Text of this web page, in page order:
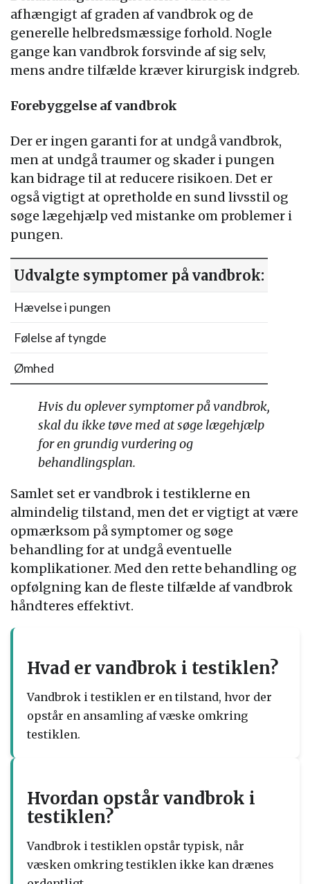
afhængigt af graden af vandbrok og de
generelle helbredsmæssige forhold. Nogle
gange kan vandbrok forsvinde af sig selv,
mens andre tilfælde kræver kirurgisk indgreb.
Forebyggelse af vandbrok
Der er ingen garanti for at undgå vandbrok,
men at undgå traumer og skader i pungen
kan bidrage til at reducere risikoen. Det er
også vigtigt at opretholde en sund livsstil og
søge lægehjælp ved mistanke om problemer i
pungen.
Udvalgte symptomer på vandbrok:
Hævelse i pungen
Følelse af tyngde
Ømhed
Hvis du oplever symptomer på vandbrok,
skal du ikke tøve med at søge lægehjælp
for en grundig vurdering og
behandlingsplan.
Samlet set er vandbrok i testiklerne en
almindelig tilstand, men det er vigtigt at være
opmærksom på symptomer og søge
behandling for at undgå eventuelle
komplikationer. Med den rette behandling og
opfølgning kan de fleste tilfælde af vandbrok
håndteres effektivt.
Hvad er vandbrok i testiklen?
Vandbrok i testiklen er en tilstand, hvor der
opstår en ansamling af væske omkring
testiklen.
Hvordan opstår vandbrok i
testiklen?
Vandbrok i testiklen opstår typisk, når
væsken omkring testiklen ikke kan drænes